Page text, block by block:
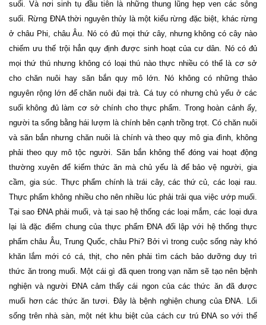
suối. Và nơi sinh tụ đầu tiên là những thung lũng hẹp ven các sông
suối. Rừng ĐNA thời nguyên thủy là một kiểu rừng đặc biệt, khác rừng
ở châu Phi, châu Âu. Nó có đủ mọi thứ cây, nhưng không có cây nào
chiếm ưu thế trội hẳn quy định được sinh hoạt của cư dân. Nó có đủ
mọi thứ thú nhưng không có loại thú nào thực nhiều có thể là cơ sở
cho chăn nuôi hay săn bắn quy mô lớn. Nó không có những thảo
nguyên rộng lớn để chăn nuôi đại trà. Cá tuy có nhưng chủ yếu ở các
suối không đủ làm cơ sở chính cho thực phẩm. Trong hoàn cảnh ấy,
người ta sống bằng hái lượm là chính bên cạnh trồng trọt. Có chăn nuôi
và săn bắn nhưng chăn nuôi là chính và theo quy mô gia đình, không
phải theo quy mô tộc người. Săn bắn không thể đóng vai hoạt động
thường xuyên để kiếm thức ăn mà chủ yếu là để bảo vệ người, gia
cầm, gia súc. Thực phẩm chính là trái cây, các thứ củ, các loại rau.
Thực phẩm không nhiều cho nên nhiều lúc phải trải qua việc ướp muối.
Tại sao ĐNA phải muối, và tại sao hệ thống các loại mắm, các loại dưa
lại là đặc điểm chung của thực phẩm ĐNA đối lập với hệ thống thực
phẩm châu Âu, Trung Quốc, châu Phi? Bởi vì trong cuộc sống này khó
khăn lắm mới có cá, thịt, cho nên phải tìm cách bảo dưỡng duy trì
thức ăn trong muối. Một cái gì đã quen trong vạn năm sẽ tạo nên bệnh
nghiện và người ĐNA cảm thấy cái ngon của các thức ăn đã được
muối hơn các thức ăn tươi. Đây là bệnh nghiện chung của ĐNA. Lối
sống trên nhà sàn, một nét khu biệt của cách cư trú ĐNA so với thế